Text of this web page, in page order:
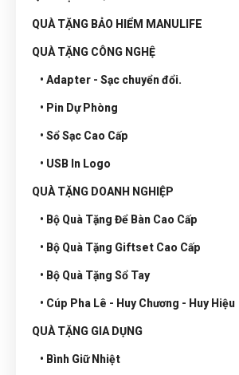
QUÀ TẶNG BẢO HIỂM MANULIFE
QUÀ TẶNG CÔNG NGHỆ
• Adapter - Sạc chuyển đổi.
• Pin Dự Phòng
• Sổ Sạc Cao Cấp
• USB In Logo
QUÀ TẶNG DOANH NGHIỆP
• Bộ Quà Tặng Để Bàn Cao Cấp
• Bộ Quà Tặng Giftset Cao Cấp
• Bộ Quà Tặng Sổ Tay
• Cúp Pha Lê - Huy Chương - Huy Hiệu
QUÀ TẶNG GIA DỤNG
• Bình Giữ Nhiệt